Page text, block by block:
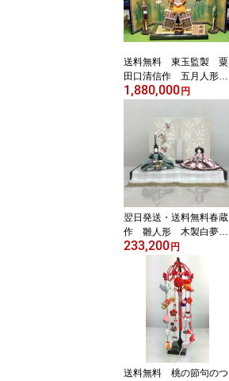
雛祭り ケース飾り 衣裳
着雛人形 ケース入り 雛
人形 ケース飾り ひな人
送料無料 東玉監製 粟
田口清信作 五月人形
13号大鎧 木製平台飾
縅・裾裏】〈5月人形出
し飾り よろいかざり 鎧
平飾り 甲冑飾り 鎧セッ
ト お節句飾り 端午の節
句 初節句祝い 子供の日
五月五日 5月5日記念日
赤糸威し お節句通販〉
1,880,000 円
翌日発送・送料無料春蔵
作 雛人形 木製白夢桜
mini平台飾り 【まりも
よう】〈モダン お雛様
お雛さま おひな様 おひ
なさま お雛飾り お内裏
様 雛祭り 三月三日 初節
句 初節供 桃の節句 衣裳
着人形 二人飾り 2人飾り
殿姫飾り〉
233,200 円
送料無料 桃の節句のつ